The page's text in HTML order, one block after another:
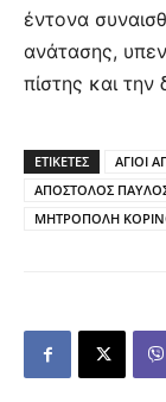
έντονα
ανάτασης,
πίστης και την
ΕΤΙΚΕΤΕΣ ΑΓΙΟΙ
ΑΠΟΣΤΟΛΟΣ
ΜΗΤΡΟΠΟΛΗ